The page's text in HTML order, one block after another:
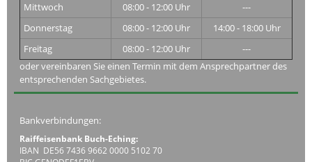
Mittwoch
08:00 - 12:00 Uhr
---
Donnerstag
08:00 - 12:00 Uhr
14:00 - 18:00 Uhr
Freitag
08:00 - 12:00 Uhr
---
oder vereinbaren Sie einen Termin mit dem Ansprechpartner des
entsprechenden Sachgebietes.
Bankverbindungen:
Raiffeisenbank Buch-Eching:
IBAN DE56 7436 9662 0000 5102 70